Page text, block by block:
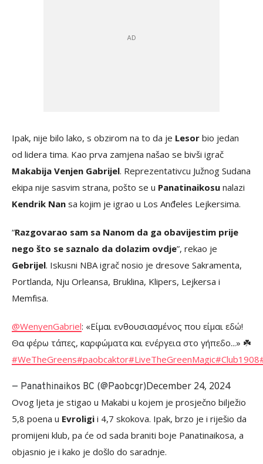
Ipak, nije bilo lako, s obzirom na to da je Lesor bio jedan
od lidera tima. Kao prva zamjena našao se bivši igrač
Makabija Venjen Gabrijel. Reprezentativcu Južnog Sudana
ekipa nije sasvim strana, pošto se u Panatinaikosu nalazi
Kendrik Nan sa kojim je igrao u Los Anđeles Lejkersima.
“Razgovarao sam sa Nanom da ga obavijestim prije
nego što se saznalo da dolazim ovdje”, rekao je
Gebrijel. Iskusni NBA igrač nosio je dresove Sakramenta,
Portlanda, Nju Orleansa, Bruklina, Klipers, Lejkersa i
Memfisa.
@WenyenGabriel: «Είμαι ενθουσιασμένος που είμαι εδώ!
Θα φέρω τάπες, καρφώματα και ενέργεια στο γήπεδο...» ☘️
#WeTheGreens#paobcaktor#LiveTheGreenMagic#Club1908
— Panathinaikos BC (@Paobcgr)December 24, 2024
Ovog ljeta je stigao u Makabi u kojem je prosječno bilježio
5,8 poena u Evroligi i 4,7 skokova. Ipak, brzo je i riješio da
promijeni klub, pa će od sada braniti boje Panatinaikosa, a
objasnio je i kako je došlo do saradnje.